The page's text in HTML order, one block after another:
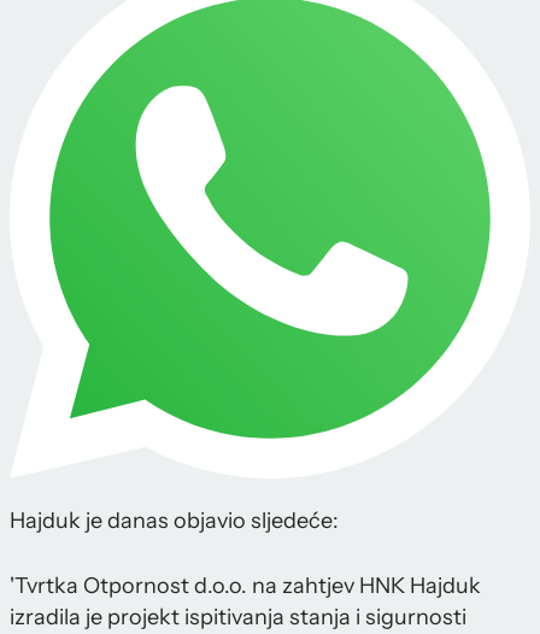
Hajduk je danas objavio sljedeće:
'Tvrtka Otpornost d.o.o. na zahtjev HNK Hajduk
izradila je projekt ispitivanja stanja i sigurnosti